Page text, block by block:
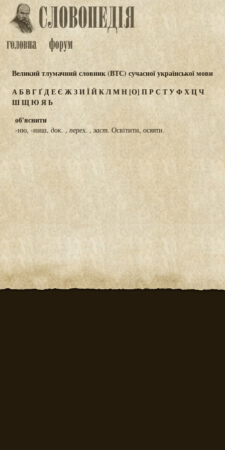
Великий тлумачний словник (ВТС) сучасної української мови
АБВГҐДЕЄ ЖЗИЇЙКЛМН[О] ПР СТУФХЦЧ
ШЩЮЯЬ
об'яснити
-ню, -ниш, док. , перех., заст. Освітити, осяяти.